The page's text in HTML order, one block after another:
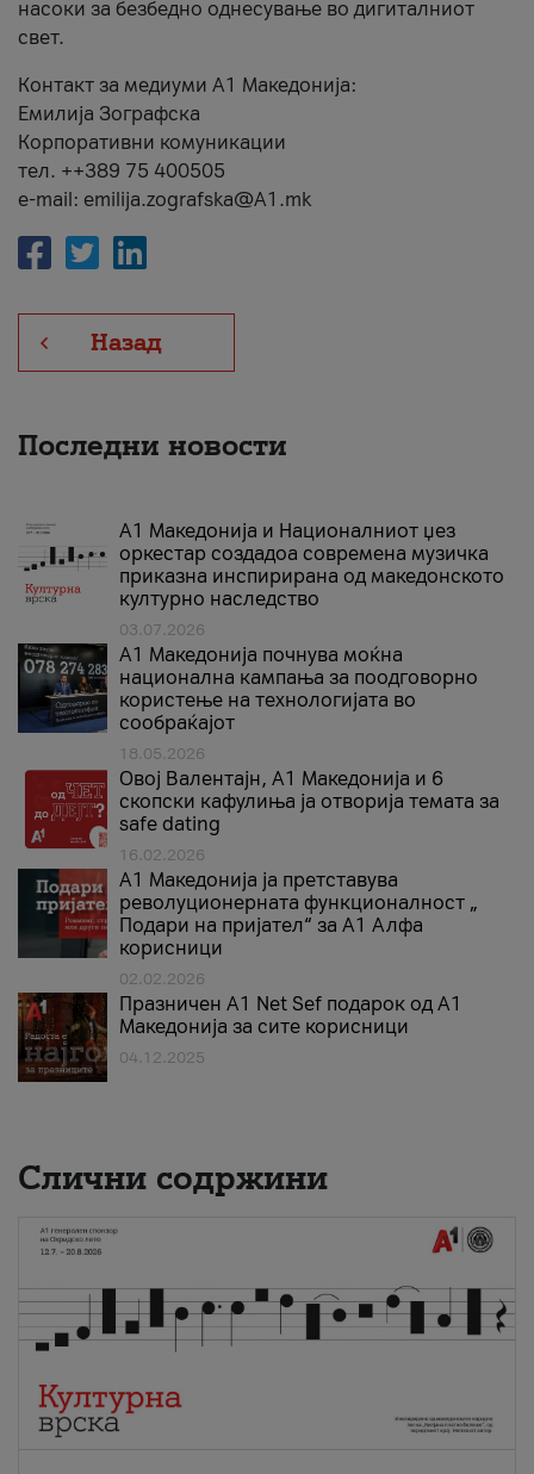
насоки за безбедно однесување во дигиталниот
свет.
Контакт за медиуми А1 Македонија:
Емилија Зографска
Корпоративни комуникации
тел. ++389 75 400505
e-mail: emilija.zografska@A1.mk
Назад
Последни новости
А1 Македонија и Националниот џез
оркестар создадоа современа музичка
приказна инспирирана од македонското
културно наследство
03.07.2026
A1 Македонија почнува моќна
национална кампања за поодговорно
користење на технологијата во
сообраќајот
18.05.2026
Овој Валентајн, A1 Македонија и 6
скопски кафулиња ја отворија темата за
safe dating
16.02.2026
А1 Македонија ја претставува
револуционерната функционалност „
Подари на пријател“ за А1 Алфа
корисници
02.02.2026
Празничен A1 Net Sеf подарок од А1
Македонија за сите корисници
04.12.2025
Слични содржини